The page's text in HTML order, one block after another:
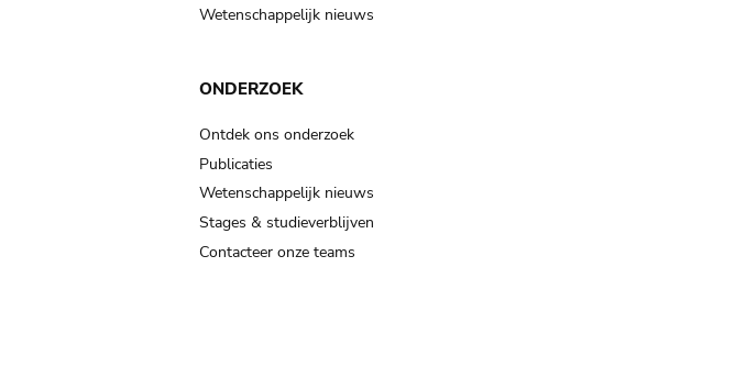
Wetenschappelijk nieuws
ONDERZOEK
Ontdek ons onderzoek
Publicaties
Wetenschappelijk nieuws
Stages & studieverblijven
Contacteer onze teams